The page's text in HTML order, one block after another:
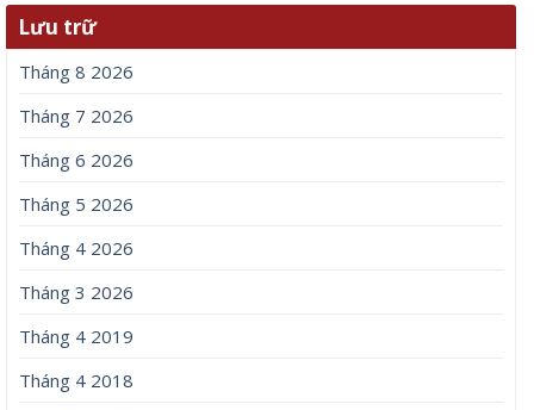
Lưu trữ
Tháng 8 2026
Tháng 7 2026
Tháng 6 2026
Tháng 5 2026
Tháng 4 2026
Tháng 3 2026
Tháng 4 2019
Tháng 4 2018